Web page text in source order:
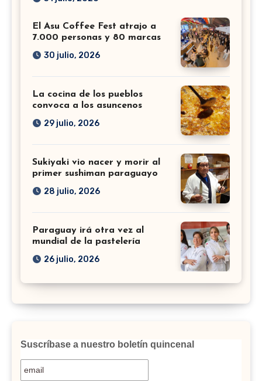
El Asu Coffee Fest atrajo a
7.000 personas y 80 marcas
30 julio, 2026
La cocina de los pueblos
convoca a los asuncenos
29 julio, 2026
Sukiyaki vio nacer y morir al
primer sushiman paraguayo
28 julio, 2026
Paraguay irá otra vez al
mundial de la pastelería
26 julio, 2026
Suscríbase a nuestro boletín quincenal